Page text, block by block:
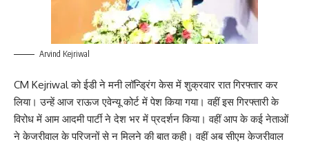
Arvind Kejriwal
CM Kejriwal को ईडी ने मनी लॉन्ड्रिंग केस में शुक्रवार रात गिरफ्तार कर
लिया। उन्हें आज राऊज एवेन्यू कोर्ट में पेश किया गया। वहीं इस गिरफ्तारी के
विरोध में आम आदमी पार्टी ने देश भर में प्रदर्शन किया। वहीं आप के कई नेताओं
ने केजरीवाल के परिजनों से न मिलने की बात कही। वहीं अब सीएम केजरीवाल